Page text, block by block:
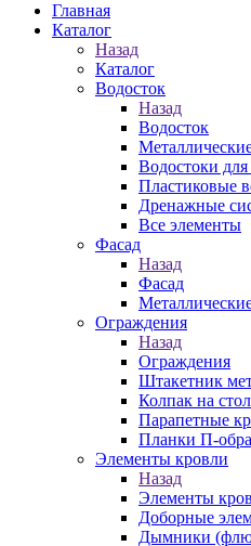
Главная
Каталог
Назад
Каталог
Водосток
Назад
Водосток
Водостоки
Пластиковые
Дренажные
Все элементы
Фасад
Назад
Фасад
Ограждения
Назад
Ограждения
Штакетник
Колпак на
Парапетные
Планки П-
Элементы кровли
Назад
Элементы
Доборные
Дымники